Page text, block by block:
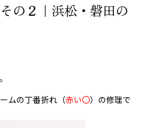
の２｜浜松・磐田の
ムの丁番折れ（赤い〇）の修理で